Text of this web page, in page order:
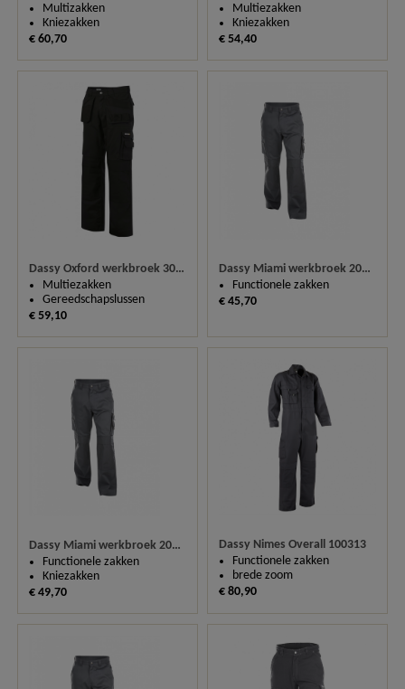
Multizakken
Kniezakken
€ 60,70
Multiezakken
Kniezakken
€ 54,40
Dassy Oxford werkbroek 300 g/m2 200444
Multiezakken
Gereedschapslussen
€ 59,10
Dassy Miami werkbroek 200487 (245 gm²)
Functionele zakken
€ 45,70
Dassy Miami werkbroek 200487 (300 gm²)
Functionele zakken
Kniezakken
€ 49,70
Dassy Nimes Overall 100313
Functionele zakken
brede zoom
€ 80,90